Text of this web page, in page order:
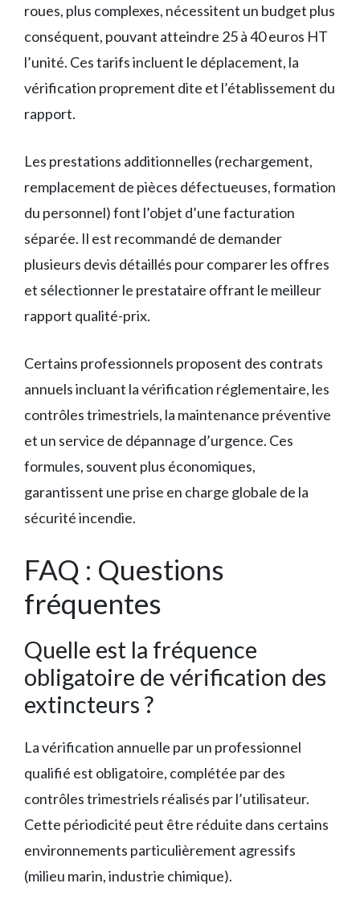
roues, plus complexes, nécessitent un budget plus
conséquent, pouvant atteindre 25 à 40 euros HT
l’unité. Ces tarifs incluent le déplacement, la
vérification proprement dite et l’établissement du
rapport.
Les prestations additionnelles (rechargement,
remplacement de pièces défectueuses, formation
du personnel) font l’objet d’une facturation
séparée. Il est recommandé de demander
plusieurs devis détaillés pour comparer les offres
et sélectionner le prestataire offrant le meilleur
rapport qualité-prix.
Certains professionnels proposent des contrats
annuels incluant la vérification réglementaire, les
contrôles trimestriels, la maintenance préventive
et un service de dépannage d’urgence. Ces
formules, souvent plus économiques,
garantissent une prise en charge globale de la
sécurité incendie.
FAQ : Questions
fréquentes
Quelle est la fréquence
obligatoire de vérification des
extincteurs ?
La vérification annuelle par un professionnel
qualifié est obligatoire, complétée par des
contrôles trimestriels réalisés par l’utilisateur.
Cette périodicité peut être réduite dans certains
environnements particulièrement agressifs
(milieu marin, industrie chimique).